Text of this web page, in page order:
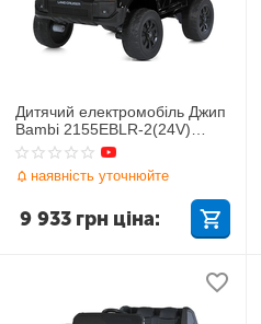
Дитячий електромобіль Джип
Bambi 2155EBLR-2(24V)
Toyota
наявність уточнюйте
9 933 грн ціна: